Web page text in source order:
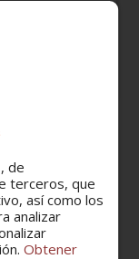
de
terceros, que
así como los
analizar
Obtener